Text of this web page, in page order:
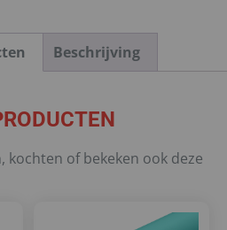
Beschrijving
kochten of bekeken ook deze